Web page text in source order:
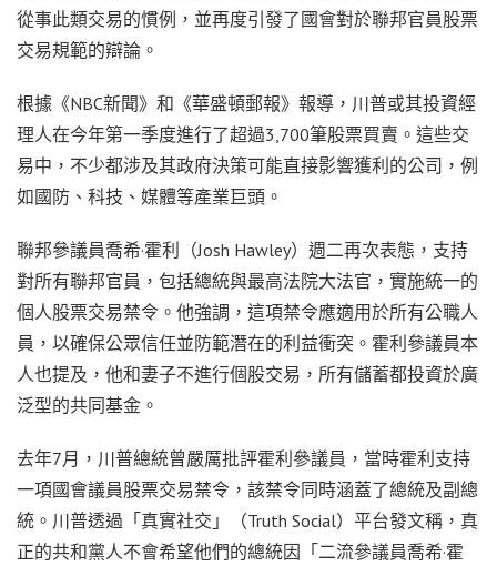
從事此類交易的慣例，並再度引發了國會對於聯邦官員股票
交易規範的辯論。
根據《NBC新聞》和《華盛頓郵報》報導，川普或其投資經
理人在今年第一季度進行了超過3,700筆股票買賣。這些交
易中，不少都涉及其政府決策可能直接影響獲利的公司，例
如國防、科技、媒體等產業巨頭。
聯邦參議員喬希·霍利（Josh Hawley）週二再次表態，支持
對所有聯邦官員，包括總統與最高法院大法官，實施統一的
個人股票交易禁令。他強調，這項禁令應適用於所有公職人
員，以確保公眾信任並防範潛在的利益衝突。霍利參議員本
人也提及，他和妻子不進行個股交易，所有儲蓄都投資於廣
泛型的共同基金。
去年7月，川普總統曾嚴厲批評霍利參議員，當時霍利支持
一項國會議員股票交易禁令，該禁令同時涵蓋了總統及副總
統。川普透過「真實社交」（Truth Social）平台發文稱，真
正的共和黨人不會希望他們的總統因「二流參議員喬希·霍